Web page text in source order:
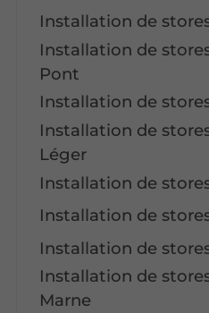
Installation de
Installation de
Pont
Installation de
Installation de
Léger
Installation de
Installation de
Installation de
Installation de
Marne